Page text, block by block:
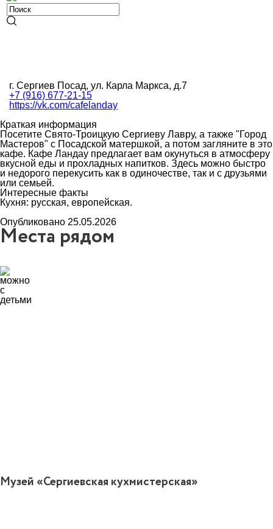
г. Сергиев Посад, ул. Карла Маркса, д.7
+7 (916) 677-21-15
https://vk.com/cafelanday
Краткая информация
Посетите Свято-Троицкую Сергиеву Лавру, а также "Город
Мастеров" с Посадской матершкой, а потом загляните в это
кафе. Кафе Ландау предлагает вам окунуться в атмосферу
вкусной еды и прохладных напитков. Здесь можно быстро
и недорого перекусить как в одиночестве, так и с друзьями
или семьей.
Интересные факты
Кухня: русская, европейская.
Опубликовано 25.05.2026
Места рядом
Музей «Сергиевская кухмистерская»